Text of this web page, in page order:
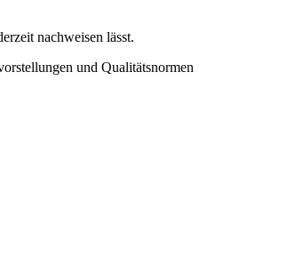
nachweisen lässt.
und Qualitätsnormen